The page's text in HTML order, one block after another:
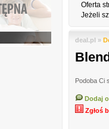
Oferta
Jeżeli
deal.pl »
Podoba Ci
Dodaj
Zgłoś